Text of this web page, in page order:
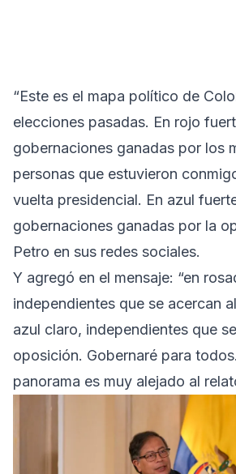
“Este es el mapa político de
elecciones pasadas. En rojo
gobernaciones ganadas por los
personas que estuvieron
vuelta presidencial. En azul
gobernaciones ganadas por la
Petro en sus redes sociales.
Y agregó en el mensaje: “en
independientes que se acercan
azul claro, independientes que
oposición. Gobernaré para
panorama es muy alejado al